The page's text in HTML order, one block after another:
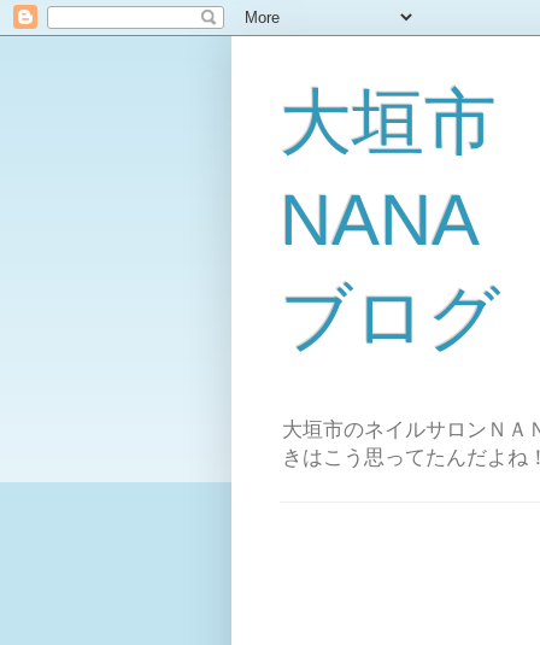
大垣市
NANA
ブログ
大垣市のネイルサロンＮＡ
きはこう思ってたんだよ